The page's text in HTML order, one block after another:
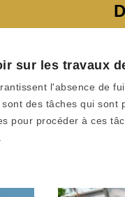
sur les travaux
l'absence de
des tâches qui
pour procéder à ces